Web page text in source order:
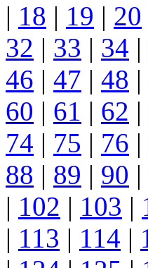
| 18 | 19 | 20
32 | 33 | 34 |
46 | 47 | 48 |
60 | 61 | 62 |
74 | 75 | 76 |
88 | 89 | 90 |
| 102 | 103 |
| 113 | 114 |